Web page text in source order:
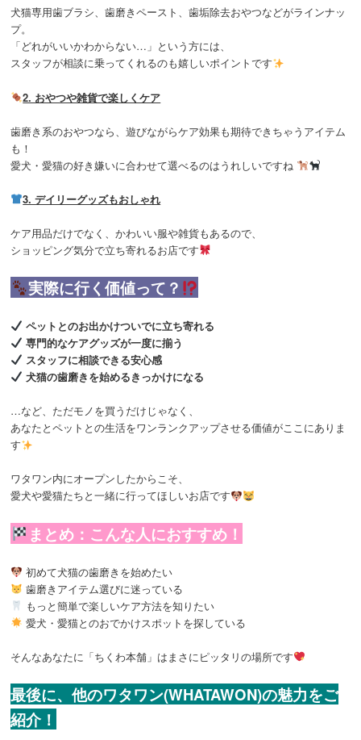
犬猫専用歯ブラシ、歯磨きペースト、歯垢除去おやつなどがラインナッ
プ。
「どれがいいかわからない…」という方には、
スタッフが相談に乗ってくれるのも嬉しいポイントです
2. おやつや雑貨で楽しくケア
歯磨き系のおやつなら、遊びながらケア効果も期待できちゃうアイテム
も！
愛犬・愛猫の好き嫌いに合わせて選べるのはうれしいですね
3. デイリーグッズもおしゃれ
ケア用品だけでなく、かわいい服や雑貨もあるので、
ショッピング気分で立ち寄れるお店です
実際に行く価値って？
ペットとのお出かけついでに立ち寄れる
専門的なケアグッズが一度に揃う
スタッフに相談できる安心感
犬猫の歯磨きを始めるきっかけになる
…など、ただモノを買うだけじゃなく、
あなたとペットとの生活をワンランクアップさせる価値がここにありま
す
ワタワン内にオープンしたからこそ、
愛犬や愛猫たちと一緒に行ってほしいお店です
まとめ：こんな人におすすめ！
初めて犬猫の歯磨きを始めたい
歯磨きアイテム選びに迷っている
もっと簡単で楽しいケア方法を知りたい
愛犬・愛猫とのおでかけスポットを探している
そんなあなたに「ちくわ本舗」はまさにピッタリの場所です
最後に、他のワタワン(WHATAWON)の魅力をご
紹介！